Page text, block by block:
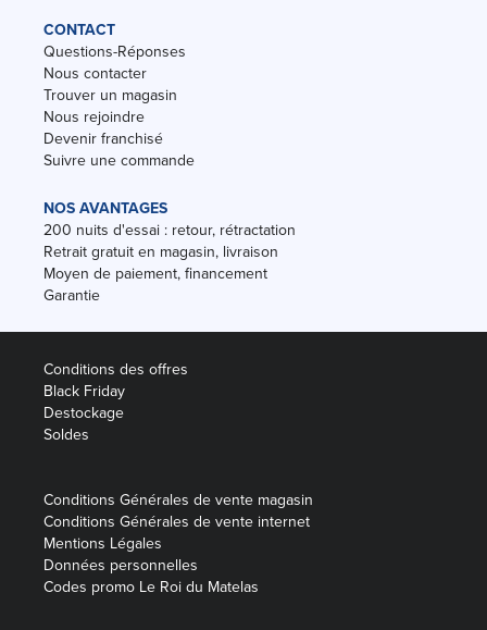
CONTACT
Questions-Réponses
Nous contacter
Trouver un magasin
Nous rejoindre
Devenir franchisé
Suivre une commande
NOS AVANTAGES
200 nuits d'essai : retour, rétractation
Retrait gratuit en magasin, livraison
Moyen de paiement, financement
Garantie
Conditions des offres
Black Friday
Destockage
Soldes
Conditions Générales de vente magasin
Conditions Générales de vente internet
Mentions Légales
Données personnelles
Codes promo Le Roi du Matelas